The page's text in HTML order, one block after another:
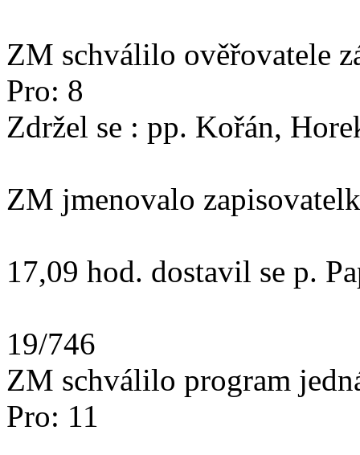
ZM schválilo ověřovatele
Pro: 8
Zdržel se : pp. Kořán,
ZM jmenovalo
17,09 hod. dostavil se p.
19/746
ZM schválilo program
Pro: 11